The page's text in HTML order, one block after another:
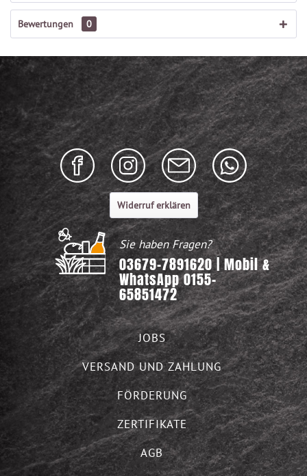
Bewertungen 0
Widerruf erklären
Sie haben Fragen?
03679-7891620 | Mobil &
WhatsApp 0155-
65851472
JOBS
VERSAND UND ZAHLUNG
FÖRDERUNG
ZERTIFIKATE
AGB